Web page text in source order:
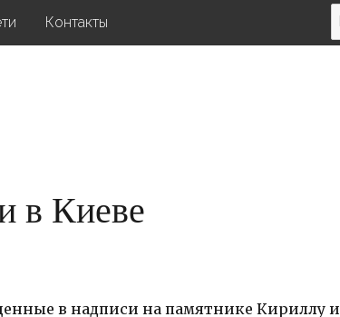
Контакты
в Киеве
в надписи на памятнике Кириллу и